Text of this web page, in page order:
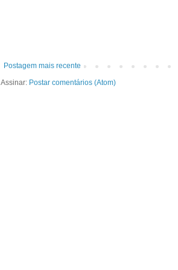
Postagem mais recente
Assinar: Postar comentários (Atom)